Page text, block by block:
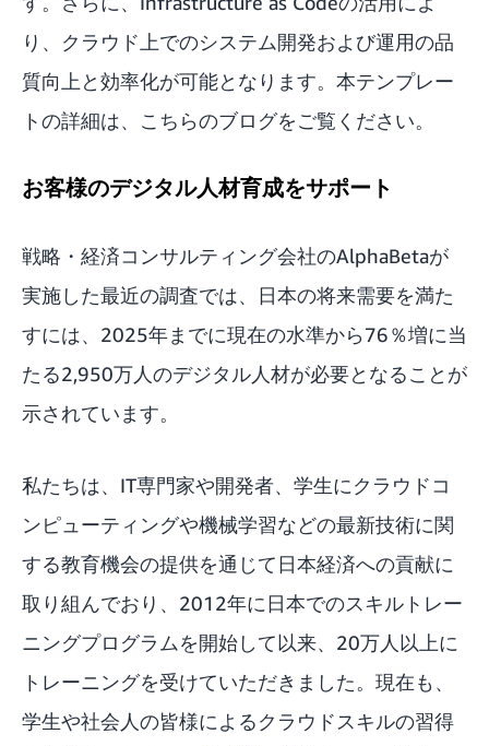
り、クラウド上でのシステム開発および運用の品
質向上と効率化が可能となります。本テンプレー
トの詳細は、 こちらのブログをご覧ください。
お客様のデジタル人材育成をサポート
戦略・経済コンサルティング会社のAlphaBetaが
実施した最近の調査では、日本の将来需要を満た
すには、2025年までに現在の水準から76％増に当
たる2,950万人のデジタル人材が必要となることが
示されています。
私たちは、IT専門家や開発者、学生にクラウドコ
ンピューティングや機械学習などの最新技術に関
する教育機会の提供を通じて日本経済への貢献に
取り組んでおり、2012年に日本でのスキルトレー
ニングプログラムを開始して以来、20万人以上に
トレーニングを受けていただきました。現在も、
学生や社会人の皆様によるクラウドスキルの習得